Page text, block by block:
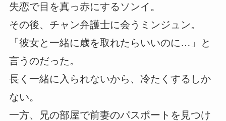
失恋で目を真っ赤にするソンイ。
その後、チャン弁護士に会うミンジュン。
「彼女と一緒に歳を取れたらいいのに…」と
言うのだった。
長く一緒に入られないから、冷たくするしか
ない。
一方、兄の部屋で前妻のパスポートを見つけ